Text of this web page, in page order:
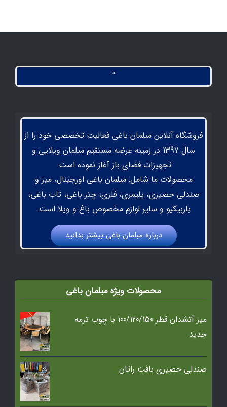
“
فروشگاه آنلاین مبلمان باغی فعالیت تخصصی خود را از
سال 1397 در زمینه عرضه مستقیم مبلمان ویلایی و
تجهیزات فضای باز آغاز نموده است.
محصولات ما شامل: مبلمان باغی اورجینال، میز و
صندلی حصیری، پلیمری، فلزی، چتر باغی، تاب باغی،
باربیکیو و سایر لوازم مخصوص باغ و ویلا است.
درباره مبلمان باغي بيشتر بدانيد
محصولات ویژه مبلمان باغی
میز آتشدان قطر 100/120/150 با چوب ترمه
جدید
صندلی حصیری بافت راتان